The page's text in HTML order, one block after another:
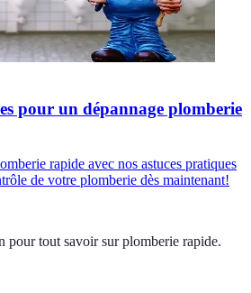
pour un dépannage plomberie
rapide avec nos astuces pratiques
de votre plomberie dès maintenant!
pour tout savoir sur plomberie rapide.